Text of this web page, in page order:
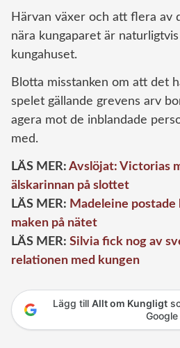
Härvan växer och att flera av
nära kungaparet är
kungahuset.
Blotta misstanken om att det
spelet gällande grevens arv
agera mot de inblandade
med.
LÄS MER: Avslöjat: Victorias
älskarinnan på slottet
LÄS MER: Madeleine
maken på nätet
LÄS MER: Silvia fick nog av
relationen med kungen
Lägg till Allt om Kungligt
Google